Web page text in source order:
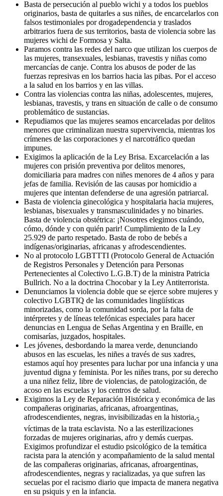
Basta de persecución al pueblo wichi y a todos los pueblos
originarios, basta de quitarles a sus niñes, de encarcelarlos con
falsos testimoniales por drogadependencia y traslados
arbitrarios fuera de sus territorios, basta de violencia sobre las
mujeres wichi de Formosa y Salta.
Paramos contra las redes del narco que utilizan los cuerpos de
las mujeres, transexuales, lesbianas, travestis y niñas como
mercancías de canje. Contra los abusos de poder de las
fuerzas represivas en los barrios hacia las pibas. Por el acceso
a la salud en los barrios y en las villas.
Contra las violencias contra las niñas, adolescentes, mujeres,
lesbianas, travestis, y trans en situación de calle o de consumo
problemático de sustancias.
Repudiamos que las mujeres seamos encarceladas por delitos
menores que criminalizan nuestra supervivencia, mientras los
crímenes de las corporaciones y el narcotráfico quedan
impunes.
Exigimos la aplicación de la Ley Brisa. Excarcelación a las
mujeres con prisión preventiva por delitos menores,
domiciliaria para madres con niñes menores de 4 años y para
jefas de familia. Revisión de las causas por homicidio a
mujeres que intentan defenderse de una agresión patriarcal.
Basta de violencia ginecológica y hospitalaria hacia mujeres,
lesbianas, bisexuales y transmasculinidades y no binaries.
Basta de violencia obstétrica: ¡Nosotres elegimos cuándo,
cómo, dónde y con quién parir! Cumplimiento de la Ley
25.929 de parto respetado. Basta de robo de bebés a
indígenas/originarias, africanas y afrodescendientes.
No al protocolo LGBTTTI (Protocolo General de Actuación
de Registros Personales y Detención para Personas
Pertenecientes al Colectivo L.G.B.T) de la ministra Patricia
Bullrich. No a la doctrina Chocobar y la Ley Antiterrorista.
Denunciamos la violencia doble que se ejerce sobre mujeres y
colectivo LGBTIQ de las comunidades lingüísticas
minorizadas, como la comunidad sorda, por la falta de
intérpretes y de líneas telefónicas especiales para hacer
denuncias en Lengua de Señas Argentina y en Braille, en
comisarías, juzgados, hospitales.
Les jóvenes, desbordando la marea verde, denunciando
abusos en las escuelas, les niñes a través de sus xadres,
estamos aquí hoy presentes para luchar por una infancia y una
juventud digna y feminista. Por les niñes trans, por su derecho
a una niñez feliz, libre de violencias, de patologización, de
acoso en las escuelas y los centros de salud.
Exigimos la Ley de Reparación Histórica y económica de las
compañeras originarias, africanas, afroargentinas,
afrodescendientes, negras, invisibilizadas en la historia,5
víctimas de la trata esclavista. No a las esterilizaciones
forzadas de mujeres originarias, afro y demás cuerpas.
Exigimos profundizar el estudio psicológico de la temática
racista para la atención y acompañamiento de la salud mental
de las compañeras originarias, africanas, afroargentinas,
afrodescendientes, negras y racializadas, ya que sufren las
secuelas por el racismo diario que impacta de manera negativa
en su psiquis y en la infancia.